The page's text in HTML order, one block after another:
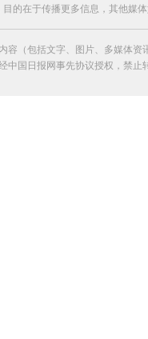
目的在于传播更多信息，其他媒
容（包括文字、图片、多媒体
中国日报网事先协议授权，禁